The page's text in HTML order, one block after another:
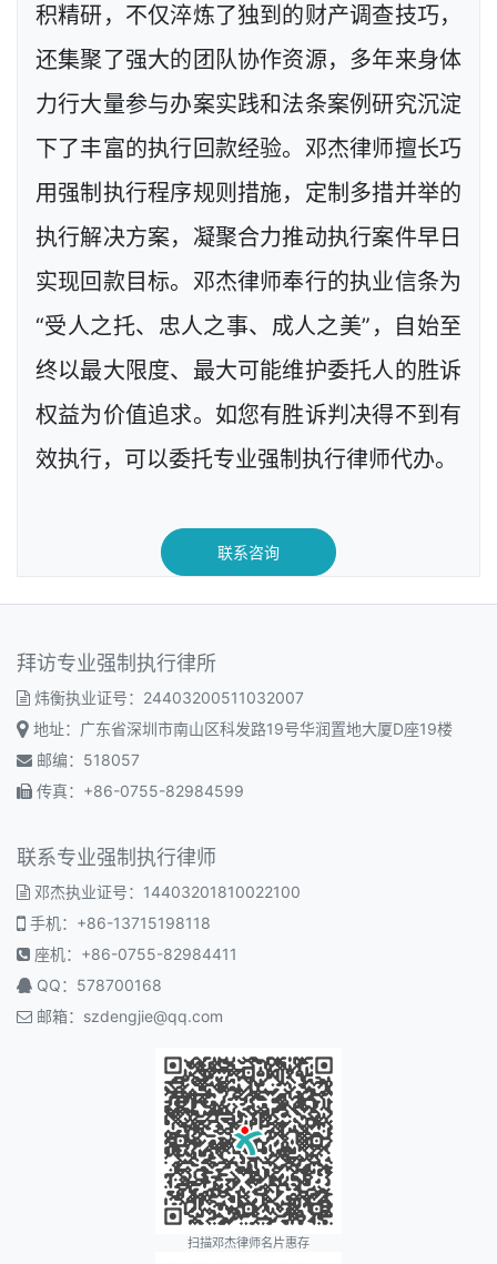
积精研，不仅淬炼了独到的财产调查技巧，
还集聚了强大的团队协作资源，多年来身体
力行大量参与办案实践和法条案例研究沉淀
下了丰富的执行回款经验。邓杰律师擅长巧
用强制执行程序规则措施，定制多措并举的
执行解决方案，凝聚合力推动执行案件早日
实现回款目标。邓杰律师奉行的执业信条为
“受人之托、忠人之事、成人之美”，自始至
终以最大限度、最大可能维护委托人的胜诉
权益为价值追求。如您有胜诉判决得不到有
效执行，可以委托专业强制执行律师代办。
联系咨询
拜访专业强制执行律所
炜衡执业证号：24403200511032007
地址：广东省深圳市南山区科发路19号华润置地大厦D座19楼
邮编：518057
传真：+86-0755-82984599
联系专业强制执行律师
邓杰执业证号：14403201810022100
手机：+86-13715198118
座机：+86-0755-82984411
QQ：578700168
邮箱： szdengjie@qq.com
扫描邓杰律师名片惠存